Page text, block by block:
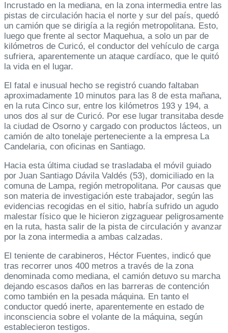
Incrustado en la mediana, en la zona intermedia entre las
pistas de circulación hacia el norte y sur del país, quedó
un camión que se dirigía a la región metropolitana. Esto,
luego que frente al sector Maquehua, a solo un par de
kilómetros de Curicó, el conductor del vehículo de carga
sufriera, aparentemente un ataque cardíaco, que le quitó
la vida en el lugar.
El fatal e inusual hecho se registró cuando faltaban
aproximadamente 10 minutos para las 8 de esta mañana,
en la ruta Cinco sur, entre los kilómetros 193 y 194, a
unos dos al sur de Curicó. Por ese lugar transitaba desde
la ciudad de Osorno y cargado con productos lácteos, un
camión de alto tonelaje perteneciente a la empresa La
Candelaria, con oficinas en Santiago.
Hacia esta última ciudad se trasladaba el móvil guiado
por Juan Santiago Dávila Valdés (53), domiciliado en la
comuna de Lampa, región metropolitana. Por causas que
son materia de investigación este trabajador, según las
evidencias recogidas en el sitio, habría sufrido un agudo
malestar físico que le hicieron zigzaguear peligrosamente
en la ruta, hasta salir de la pista de circulación y avanzar
por la zona intermedia a ambas calzadas.
El teniente de carabineros, Héctor Fuentes, indicó que
tras recorrer unos 400 metros a través de la zona
denominada como mediana, el camión detuvo su marcha
dejando escasos daños en las barreras de contención
como también en la pesada máquina. En tanto el
conductor quedó inerte, aparentemente en estado de
inconsciencia sobre el volante de la máquina, según
establecieron testigos.